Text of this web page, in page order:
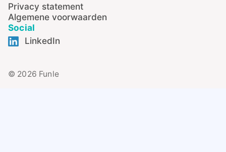
Privacy statement
Algemene voorwaarden
Social
LinkedIn
© 2026 Funle